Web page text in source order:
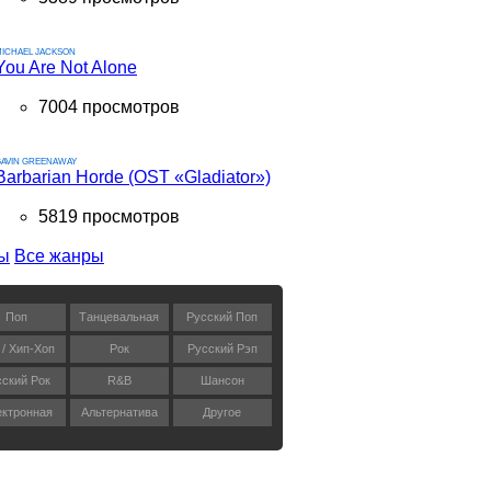
JACKSON
Are Not Alone
7004 просмотров
GREENAWAY
Horde (OST «Gladiator»)
5819 просмотров
Все жанры
Поп Танцевальная Русский Поп
/ Хип-Хоп Рок Русский Рэп
Рок R&B Шансон
Альтернатива Другое